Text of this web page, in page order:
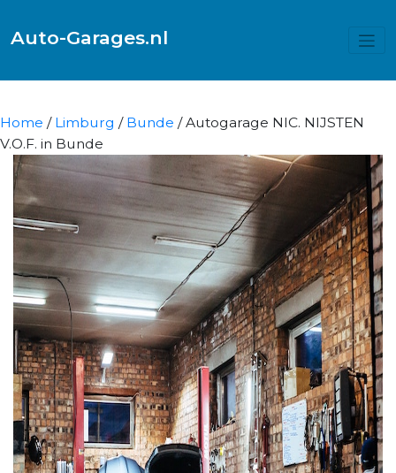
Auto-Garages.nl
Home / Limburg / Bunde / Autogarage NIC. NIJSTEN
V.O.F. in Bunde